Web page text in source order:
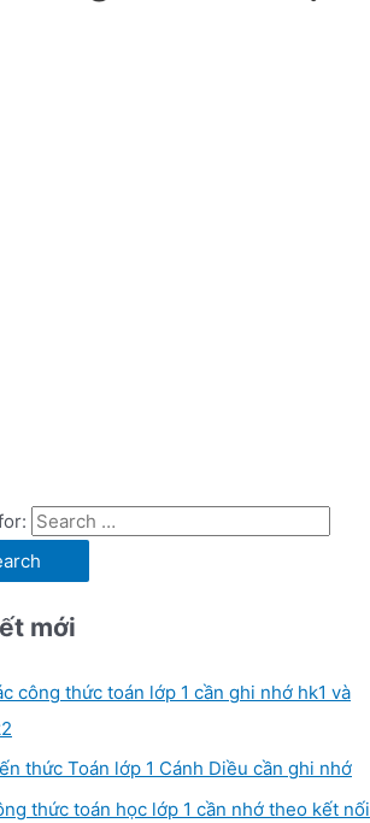
mới
công thức toán lớp 1 cần ghi nhớ hk1 và
thức Toán lớp 1 Cánh Diều cần ghi nhớ
thức toán học lớp 1 cần nhớ theo kết nối